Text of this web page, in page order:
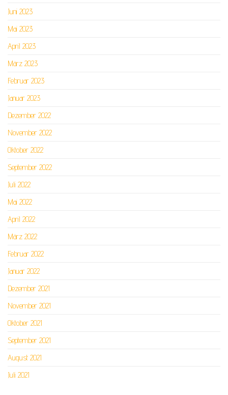
Juni 2023
Mai 2023
April 2023
März 2023
Februar 2023
Januar 2023
Dezember 2022
November 2022
Oktober 2022
September 2022
Juli 2022
Mai 2022
April 2022
März 2022
Februar 2022
Januar 2022
Dezember 2021
November 2021
Oktober 2021
September 2021
August 2021
Juli 2021